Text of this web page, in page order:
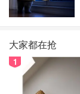
大家都在抢
1